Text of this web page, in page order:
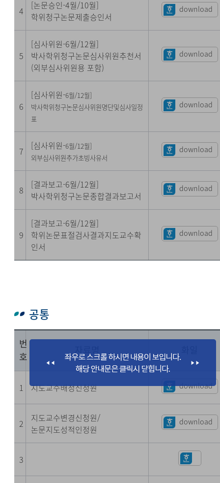
4
[논문승인-4월/10월]
학위청구논문제출승인서
download
5
[심사위원-6월/12월]
박사학위청구논문심사위원추천서
(외부심사위원용 포함)
download
6
[심사위원-6월/12월]
박사학위청구논문심사위원명단및심사일정
표
download
7 [심사위원-6월/12월]
외부심사위원추가초빙사유서
download
8
[결과보고-6월/12월]
박사학위청구논문종합결과보고서
download
9
[결과보고-6월/12월]
학위논문표절검사결과지도교수확
인서
download
공통
번
호
1 지도교수배정신청원 download
2
지도교수변경신청원/
논문지도성적인정원
download
3